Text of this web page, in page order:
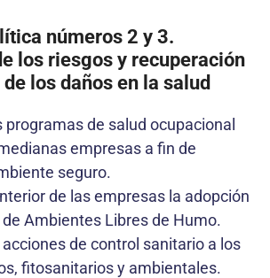
números 2 y 3.
los riesgos y recuperación
los daños en la salud
programas de salud ocupacional
empresas a fin de
seguro.
de las empresas la adopción
Ambientes Libres de Humo.
de control sanitario a los
fitosanitarios y ambientales.